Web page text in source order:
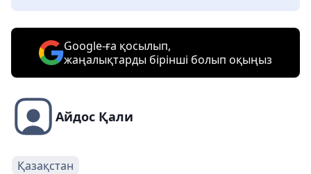
Google-ға қосылып,
жаңалықтарды бірінші болып оқыңыз
Айдос Қали
Қазақстан